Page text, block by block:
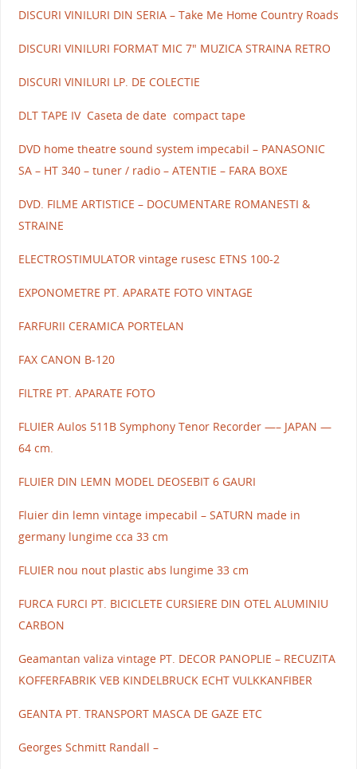
DISCURI VINILURI DIN SERIA – Take Me Home Country Roads
DISCURI VINILURI FORMAT MIC 7" MUZICA STRAINA RETRO
DISCURI VINILURI LP. DE COLECTIE
DLT TAPE IV Caseta de date compact tape
DVD home theatre sound system impecabil – PANASONIC
SA – HT 340 – tuner / radio – ATENTIE – FARA BOXE
DVD. FILME ARTISTICE – DOCUMENTARE ROMANESTI &
STRAINE
ELECTROSTIMULATOR vintage rusesc ETNS 100-2
EXPONOMETRE PT. APARATE FOTO VINTAGE
FARFURII CERAMICA PORTELAN
FAX CANON B-120
FILTRE PT. APARATE FOTO
FLUIER Aulos 511B Symphony Tenor Recorder —– JAPAN —
64 cm.
FLUIER DIN LEMN MODEL DEOSEBIT 6 GAURI
Fluier din lemn vintage impecabil – SATURN made in
germany lungime cca 33 cm
FLUIER nou nout plastic abs lungime 33 cm
FURCA FURCI PT. BICICLETE CURSIERE DIN OTEL ALUMINIU
CARBON
Geamantan valiza vintage PT. DECOR PANOPLIE – RECUZITA
KOFFERFABRIK VEB KINDELBRUCK ECHT VULKKANFIBER
GEANTA PT. TRANSPORT MASCA DE GAZE ETC
Georges Schmitt Randall –